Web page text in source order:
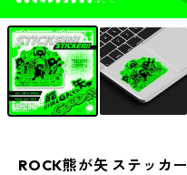
ROCK熊が矢 ステッカー